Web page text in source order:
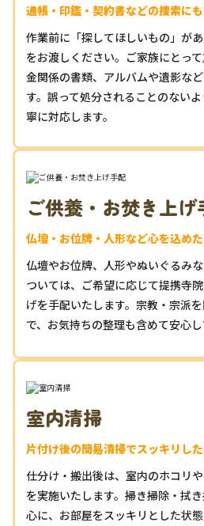
通帳・印鑑・契約書などの捜索に
作業前に「探してほしいもの」が
をお渡しください。ご家族にとっ
金関係の書類、アルバムや遺影な
す。誤って処分されることのない
寧に対応します。
ご供養・お焚き上げ
仏壇・お位牌・人形など心を込め
仏壇やお位牌、人形やぬいぐるみ
ついては、ご希望に応じて提携寺
げを手配いたします。宗教・宗派
で、お気持ちの整理も含めて安心し
室内清掃
片付け後の簡易清掃でスッキリし
仕分け・搬出後は、室内のホコリ
を実施いたします。掃き掃除・拭
心に、お部屋をスッキリとした状